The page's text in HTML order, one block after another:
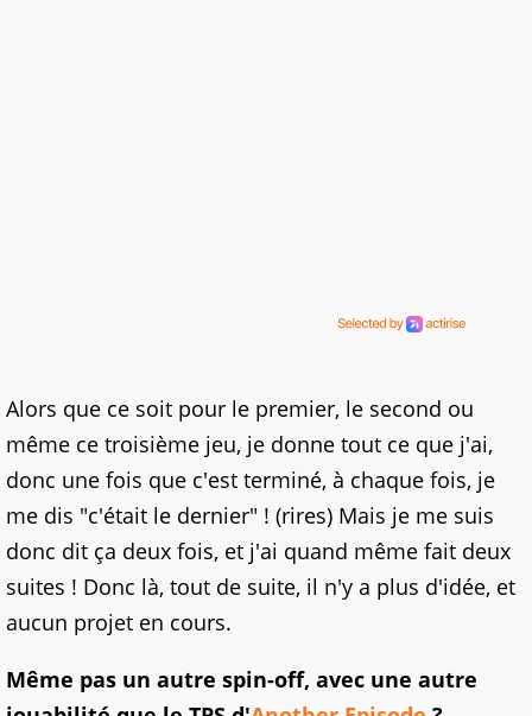
Alors que ce soit pour le premier, le second ou
même ce troisième jeu, je donne tout ce que j'ai,
donc une fois que c'est terminé, à chaque fois, je
me dis "c'était le dernier" ! (rires) Mais je me suis
donc dit ça deux fois, et j'ai quand même fait deux
suites ! Donc là, tout de suite, il n'y a plus d'idée, et
aucun projet en cours.
Même pas un autre spin-off, avec une autre